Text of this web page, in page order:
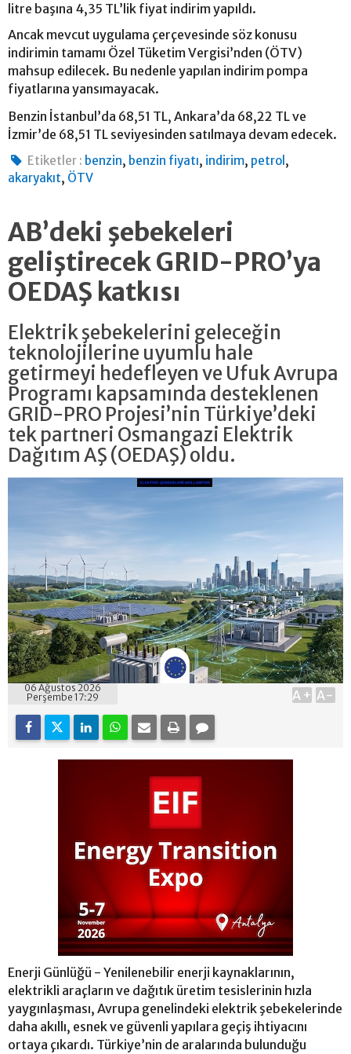
litre başına 4,35 TL’lik fiyat indirim yapıldı.
Ancak mevcut uygulama çerçevesinde söz konusu
indirimin tamamı Özel Tüketim Vergisi’nden (ÖTV)
mahsup edilecek. Bu nedenle yapılan indirim pompa
fiyatlarına yansımayacak.
Benzin İstanbul’da 68,51 TL, Ankara’da 68,22 TL ve
İzmir’de 68,51 TL seviyesinden satılmaya devam edecek.
Etiketler : benzin, benzin fiyatı, indirim, petrol ,
akaryakıt, ÖTV
AB’deki şebekeleri
geliştirecek GRID-PRO’ya
OEDAŞ katkısı
Elektrik şebekelerini geleceğin
teknolojilerine uyumlu hale
getirmeyi hedefleyen ve Ufuk Avrupa
Programı kapsamında desteklenen
GRID-PRO Projesi’nin Türkiye’deki
tek partneri Osmangazi Elektrik
Dağıtım AŞ (OEDAŞ) oldu.
06 Ağustos 2026
Perşembe 17:29
A+ A-
Enerji Günlüğü - Yenilenebilir enerji kaynaklarının,
elektrikli araçların ve dağıtık üretim tesislerinin hızla
yaygınlaşması, Avrupa genelindeki elektrik şebekelerinde
daha akıllı, esnek ve güvenli yapılara geçiş ihtiyacını
ortaya çıkardı. Türkiye’nin de aralarında bulunduğu